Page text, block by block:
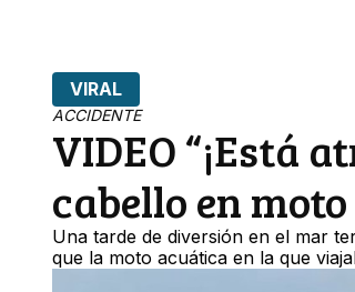
VIRAL
ACCIDENTE
VIDEO “¡Está
cabello en
Una tarde de diversión en el mar
que la moto acuática en la que